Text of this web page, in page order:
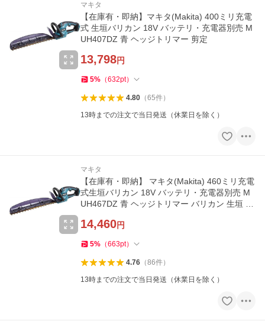
マキタ
【在庫有・即納】マキタ(Makita) 400ミリ充電
式 生垣バリカン 18V バッテリ・充電器別売 M
UH407DZ 青 ヘッジトリマー 剪定
13,798円
5% （632pt）
4.80（65件）
13時までの注文で当日発送（休業日を除く）
マキタ
【在庫有・即納】 マキタ(Makita) 460ミリ充電
式生垣バリカン 18V バッテリ・充電器別売 M
UH467DZ 青 ヘッジトリマー バリカン 生垣 剪
14,460円
5% （663pt）
4.76（86件）
13時までの注文で当日発送（休業日を除く）